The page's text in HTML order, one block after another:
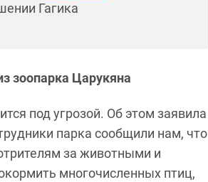
Гагика
зоопарка Царукяна
под угрозой. Об этом заявила
парка сообщили нам, что
за животными и
многочисленных птиц,